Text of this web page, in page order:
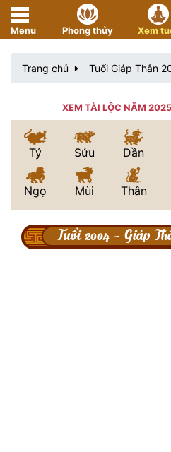
Menu Phong thủy Xem
Trang chủ Tuổi Giáp Thân
XEM TÀI LỘC NĂM
Tý Sửu Dần
Ngọ Mùi Thân
Tuổi 2004 - Giáp